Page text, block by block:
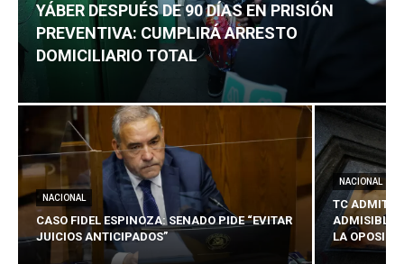
YÁBER DESPUÉS DE 90 DÍAS EN PRISIÓN
PREVENTIVA: CUMPLIRÁ ARRESTO
DOMICILIARIO TOTAL
NACIONAL
CASO FIDEL ESPINOZA: SENADO PIDE “EVITAR
JUICIOS ANTICIPADOS”
NACIONAL
TC ADMITE
ADMISIBLES
LA